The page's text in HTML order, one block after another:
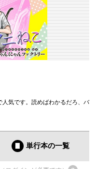
気です。読めばわかるだろ、バ
単行本の一覧